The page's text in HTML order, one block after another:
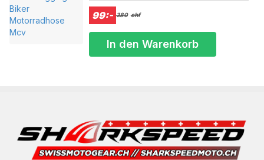
Ihre Sicherheit geht vor
Zusätzlicher Schutz bei gleichzeitig maximalem Komfort und
Bewegungsfreiheit.
99:- 380 chf
In den Warenkorb